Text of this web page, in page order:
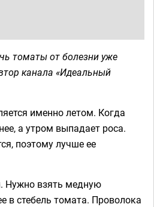
томаты от болезни уже
канала «Идеальный
именно летом. Когда
а утром выпадает роса.
поэтому лучше ее
Нужно взять медную
в стебель томата. Проволока